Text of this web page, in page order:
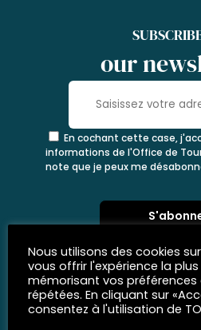
our
En cochant cette case,
informations de l'Office de
note que je peux me
Nous utilisons des cookies
vous offrir l'expérience la
mémorisant vos préférences
répétées. En cliquant sur
consentez à l'utilisation de